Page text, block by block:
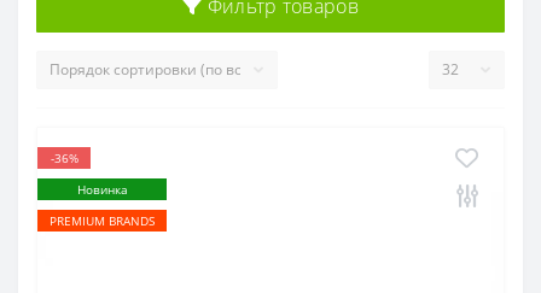
Фильтр товаров
-36%
Новинка
PREMIUM BRANDS